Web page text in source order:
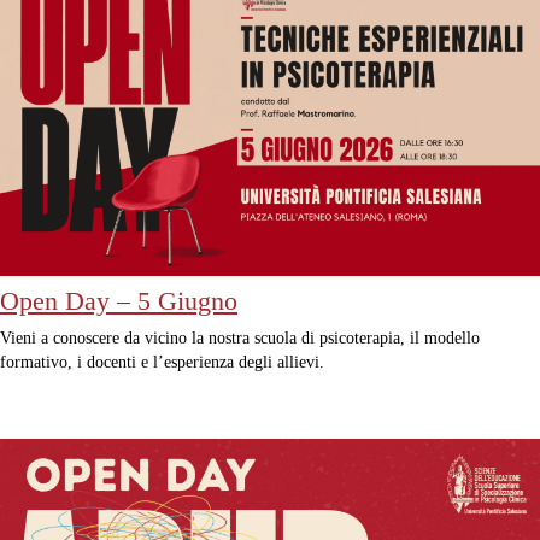
Open Day – 5 Giugno
Vieni a conoscere da vicino la nostra scuola di psicoterapia, il modello
formativo, i docenti e l’esperienza degli allievi.